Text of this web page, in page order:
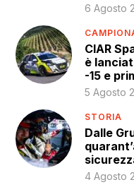
6 Agosto
CIAR
è
-15 e
5 Agosto
STORIA
Dalle
4 Agosto